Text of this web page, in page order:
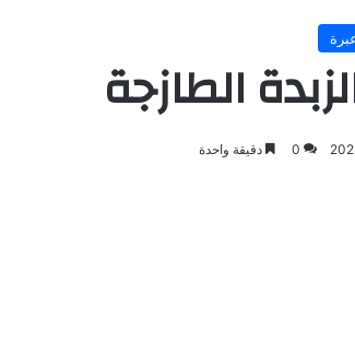
الطازجة
0 دقيقة واحدة